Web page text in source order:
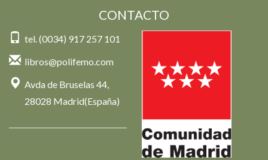
CONTACTO
tel. (0034) 917 257 101
libros@polifemo.com
Avda de Bruselas 44,
28028 Madrid(España)